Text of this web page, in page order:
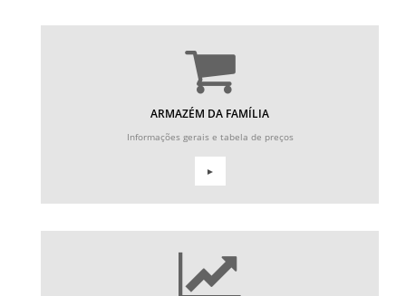
ARMAZÉM DA FAMÍLIA
Informações gerais e tabela de preços
►